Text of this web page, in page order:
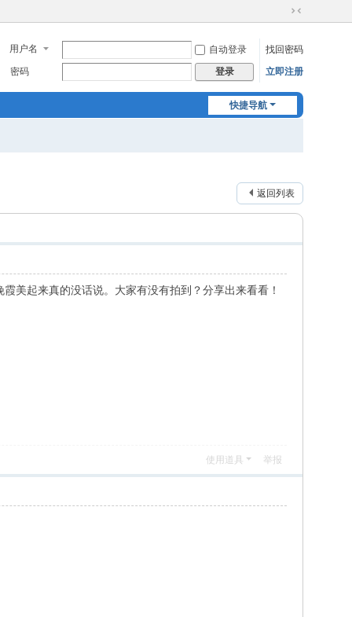
切
到
窄
用户名 自动登录
找回密码
密码
登录 立即注册
快捷导航
返回列表
美起来真的没话说。大家有没有拍到？分享出来看看！
使用道具 举报